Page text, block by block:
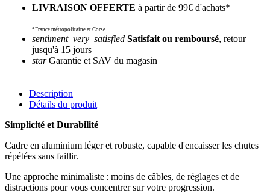
LIVRAISON OFFERTE à partir de 99€ d'achats*
*France métropolitaine et Corse
sentiment_very_satisfied Satisfait ou remboursé, retour
jusqu'à 15 jours
starGarantie et SAV du magasin
Description
Détails du produit
Simplicité et Durabilité
Cadre en aluminium léger et robuste, capable d'encaisser les chutes
répétées sans faillir.
Une approche minimaliste : moins de câbles, de réglages et de
distractions pour vous concentrer sur votre progression.